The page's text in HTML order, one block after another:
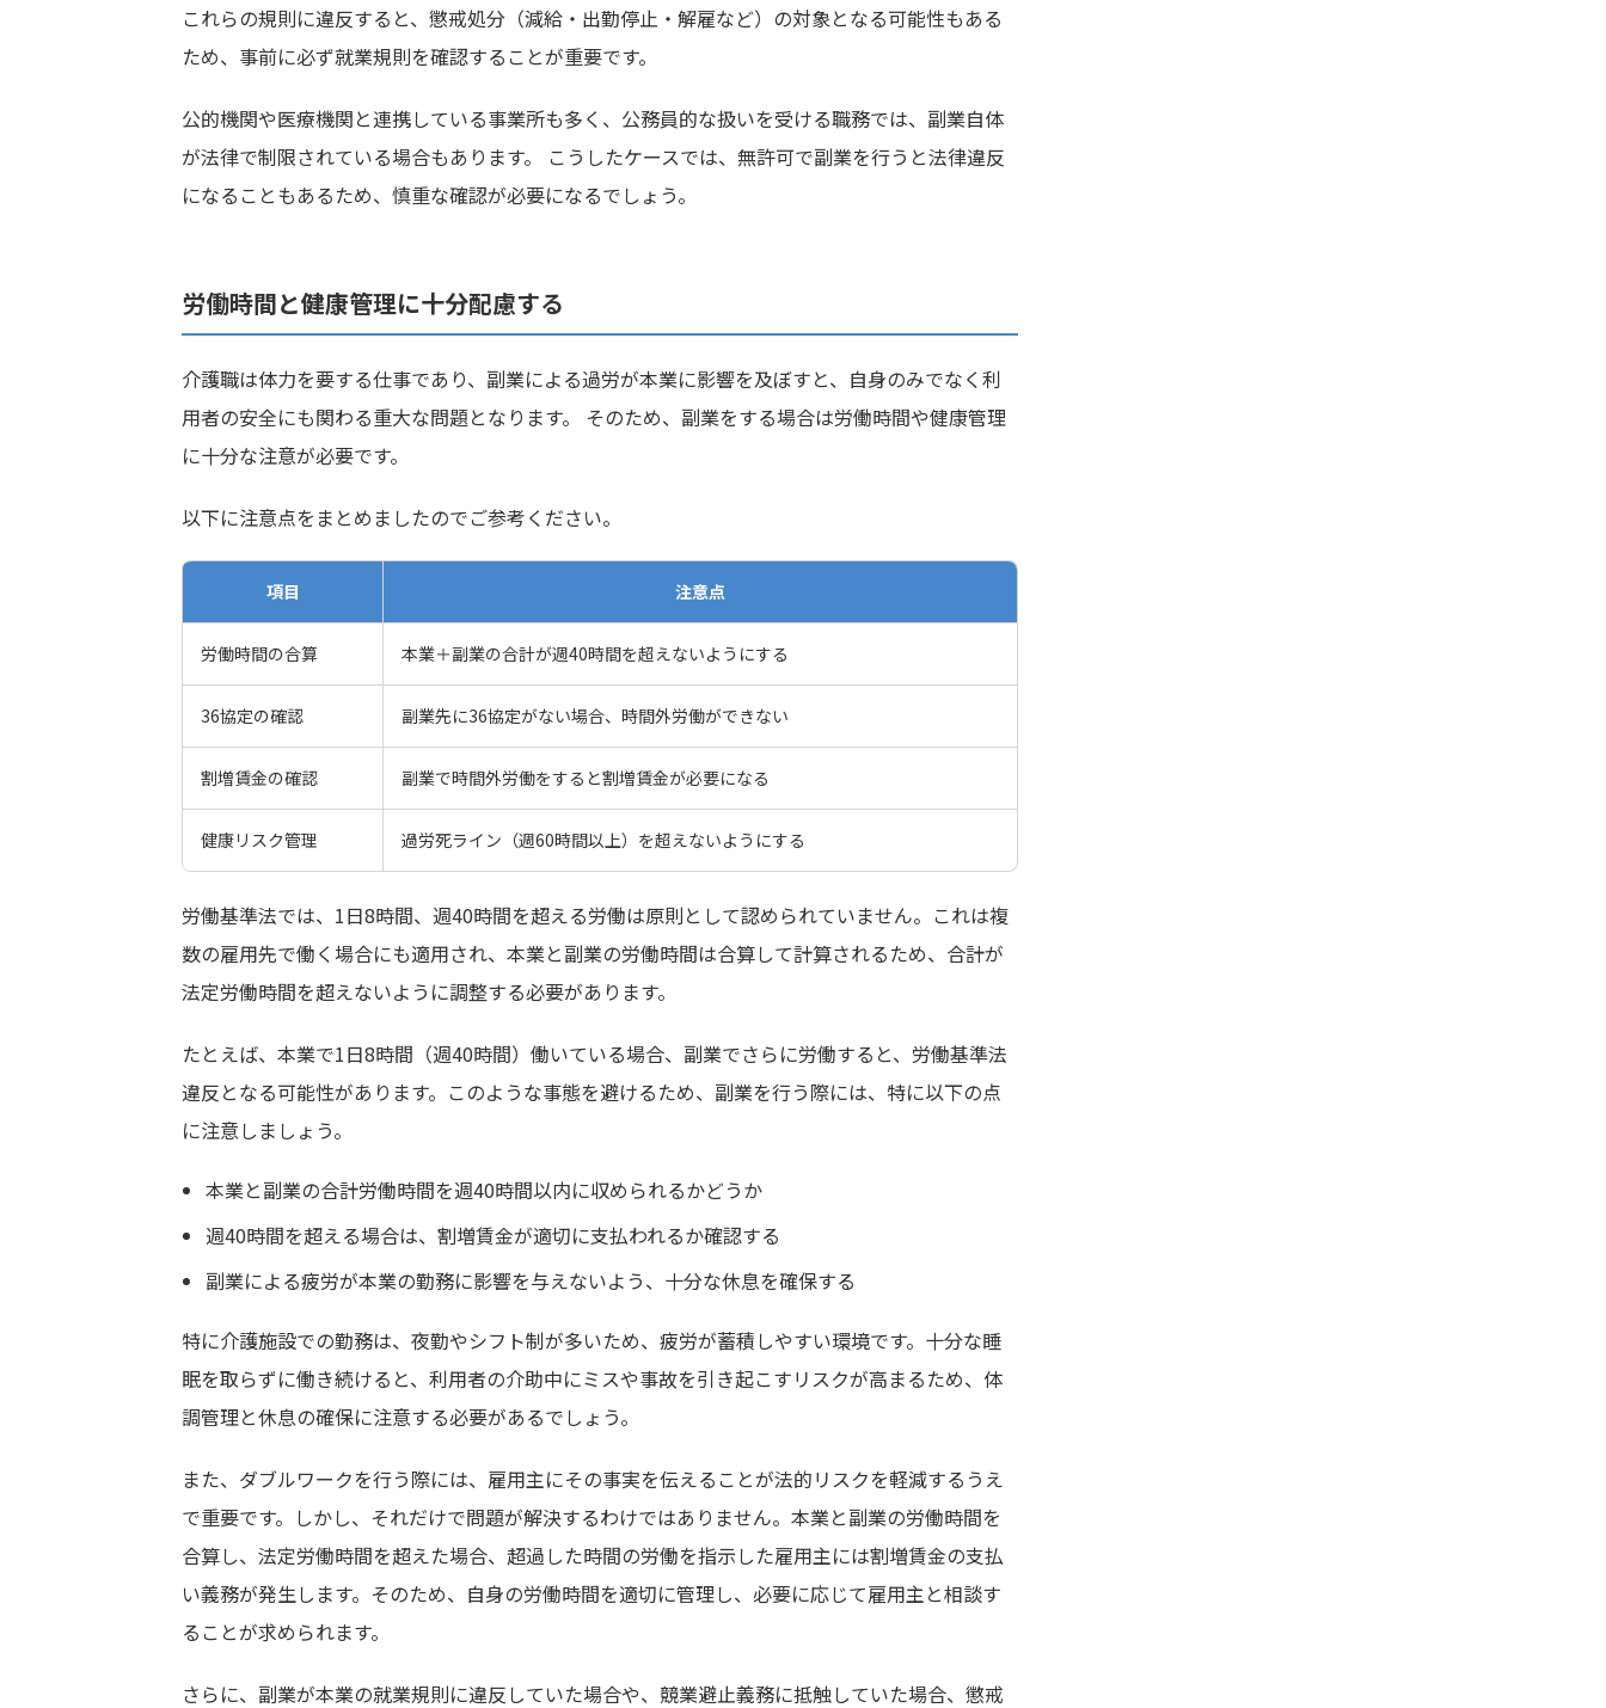
これらの規則に違反すると、懲戒処分（減給・出勤停止・解雇など）の対象となる可能性もある
ため、事前に必ず就業規則を確認することが重要です。
公的機関や医療機関と連携している事業所も多く、公務員的な扱いを受ける職務では、副業自体
が法律で制限されている場合もあります。 こうしたケースでは、無許可で副業を行うと法律違反
になることもあるため、慎重な確認が必要になるでしょう。
労働時間と健康管理に十分配慮する
介護職は体力を要する仕事であり、副業による過労が本業に影響を及ぼすと、自身のみでなく利
用者の安全にも関わる重大な問題となります。 そのため、副業をする場合は労働時間や健康管理
に十分な注意が必要です。
以下に注意点をまとめましたのでご参考ください。
項目 注意点
労働時間の合算 本業＋副業の合計が週40時間を超えないようにする
36協定の確認 副業先に36協定がない場合、時間外労働ができない
割増賃金の確認 副業で時間外労働をすると割増賃金が必要になる
健康リスク管理 過労死ライン（週60時間以上）を超えないようにする
労働基準法では、1日8時間、週40時間を超える労働は原則として認められていません。これは複
数の雇用先で働く場合にも適用され、本業と副業の労働時間は合算して計算されるため、合計が
法定労働時間を超えないように調整する必要があります。
たとえば、本業で1日8時間（週40時間）働いている場合、副業でさらに労働すると、労働基準法
違反となる可能性があります。このような事態を避けるため、副業を行う際には、特に以下の点
に注意しましょう。
本業と副業の合計労働時間を週40時間以内に収められるかどうか
週40時間を超える場合は、割増賃金が適切に支払われるか確認する
副業による疲労が本業の勤務に影響を与えないよう、十分な休息を確保する
特に介護施設での勤務は、夜勤やシフト制が多いため、疲労が蓄積しやすい環境です。十分な睡
眠を取らずに働き続けると、利用者の介助中にミスや事故を引き起こすリスクが高まるため、体
調管理と休息の確保に注意する必要があるでしょう。
また、ダブルワークを行う際には、雇用主にその事実を伝えることが法的リスクを軽減するうえ
で重要です。しかし、それだけで問題が解決するわけではありません。本業と副業の労働時間を
合算し、法定労働時間を超えた場合、超過した時間の労働を指示した雇用主には割増賃金の支払
い義務が発生します。そのため、自身の労働時間を適切に管理し、必要に応じて雇用主と相談す
ることが求められます。
さらに、副業が本業の就業規則に違反していた場合や、競業避止義務に抵触していた場合、懲戒